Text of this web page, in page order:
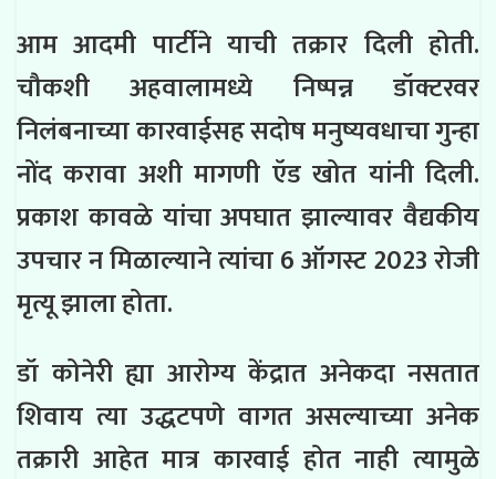
आम आदमी पार्टीने याची तक्रार दिली होती.
चौकशी अहवालामध्ये निष्पन्न डॉक्टरवर
निलंबनाच्या कारवाईसह सदोष मनुष्यवधाचा गुन्हा
नोंद करावा अशी मागणी ऍड खोत यांनी दिली.
प्रकाश कावळे यांचा अपघात झाल्यावर वैद्यकीय
उपचार न मिळाल्याने त्यांचा 6 ऑगस्ट 2023 रोजी
मृत्यू झाला होता.
डॉ कोनेरी ह्या आरोग्य केंद्रात अनेकदा नसतात
शिवाय त्या उद्धटपणे वागत असल्याच्या अनेक
तक्रारी आहेत मात्र कारवाई होत नाही त्यामुळे